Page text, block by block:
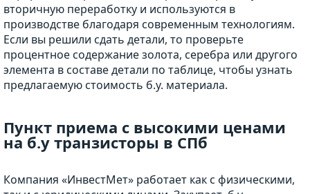
вторичную переработку и используются в
производстве благодаря современным технологиям.
Если вы решили сдать детали, то проверьте
процентное содержание золота, серебра или другого
элемента в составе детали по таблице, чтобы узнать
предлагаемую стоимость б.у. материала.
Пункт приема с высокими ценами
на б.у транзисторы в СПб
Компания «ИнвестМет» работает как с физическими,